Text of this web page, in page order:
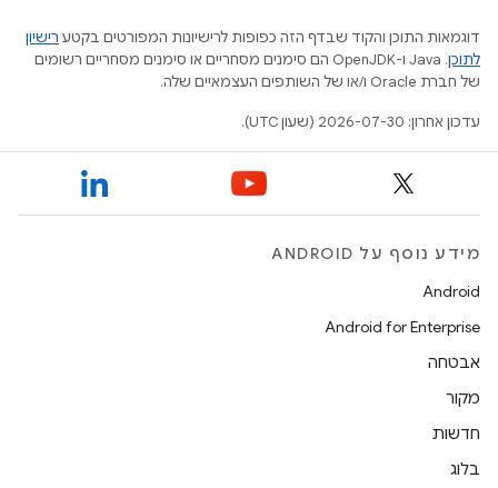
דוגמאות התוכן והקוד שבדף הזה כפופות לרישיונות המפורטים בקטע רישיון
לתוכן
.‏ Java ו-OpenJDK הם סימנים מסחריים או סימנים מסחריים רשומים
של חברת Oracle ו/או של השותפים העצמאיים שלה.
עדכון אחרון: 2026-07-30 (שעון UTC).
מידע נוסף על ANDROID
Android
Android for Enterprise
אבטחה
מקור
חדשות
בלוג